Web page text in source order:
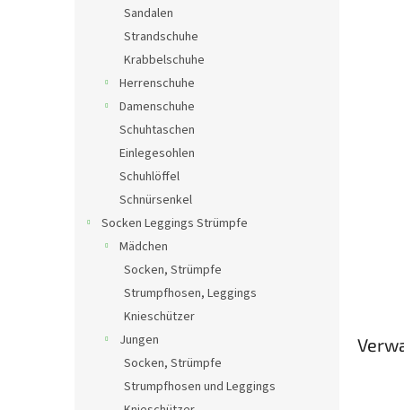
Sandalen
Strandschuhe
Krabbelschuhe
Herrenschuhe
Damenschuhe
Schuhtaschen
Einlegesohlen
Schuhlöffel
Schnürsenkel
Socken Leggings Strümpfe
Mädchen
Socken, Strümpfe
Strumpfhosen, Leggings
Knieschützer
Jungen
Socken, Strümpfe
Strumpfhosen und Leggings